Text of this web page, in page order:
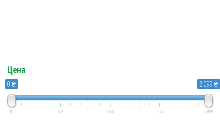
Цена
0 ₴ 2 099 ₴
0 525 1 050 1 574 2 099